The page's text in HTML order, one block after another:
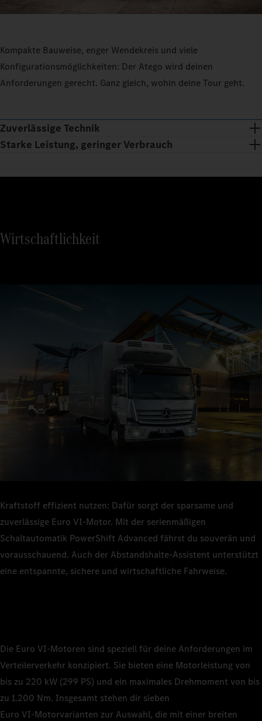
Kompakte Bauweise, enger Wendekreis und viele
Konfigurationsmöglichkeiten: Der Atego wird deinen
Anforderungen gerecht. Ganz gleich, wohin deine Tour geht.
Zuverlässige Technik
Mit seinen robusten und bewährten Komponenten bietet dir der
Atego Technik, auf die du dich verlassen kannst – egal ob in
engen Durchfahrten, Hinterhöfen oder im Stop‑and‑go-
Stadtverkehr.
Starke Leistung, geringer Verbrauch
Mit dem Atego kannst du deine Fahrzeugauslastung und -
nutzung steigern und länger auf der Straße bleiben. Sein
Kraftstoffverbrauch ist niedrig – die Gesamtkosten sind es
auch.
Wirtschaftlichkeit
Kraftstoff effizient nutzen: Dafür sorgt der sparsame und
zuverlässige Euro VI‑Motor. Mit der serienmäßigen
Schaltautomatik PowerShift Advanced fährst du souverän und
vorausschauend. Auch der Abstandshalte-Assistent unterstützt
eine entspannte, sichere und wirtschaftliche Fahrweise.
Die Euro VI‑Motoren sind speziell für deine Anforderungen im
Verteilerverkehr konzipiert. Sie bieten eine Motorleistung von
bis zu 220 kW (299 PS) und ein maximales Drehmoment von bis
zu 1.200 Nm. Insgesamt stehen dir sieben
Euro VI‑Motorvarianten zur Auswahl, die mit einer breiten